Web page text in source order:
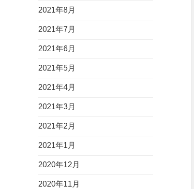
2021年8月
2021年7月
2021年6月
2021年5月
2021年4月
2021年3月
2021年2月
2021年1月
2020年12月
2020年11月